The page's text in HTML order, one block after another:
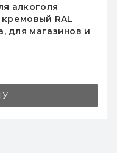
алкоголя
RAL
для магазинов и